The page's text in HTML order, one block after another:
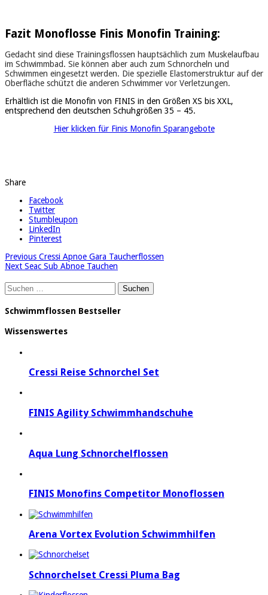
Fazit Monoflosse Finis Monofin Training:
Gedacht sind diese Trainingsflossen hauptsächlich zum Muskelaufbau
im Schwimmbad. Sie können aber auch zum Schnorcheln und
Schwimmen eingesetzt werden. Die spezielle Elastomerstruktur auf der
Oberfläche schützt die anderen Schwimmer vor Verletzungen.
Erhältlich ist die Monofin von FINIS in den Größen XS bis XXL,
entsprechend den deutschen Schuhgrößen 35 – 45.
Hier klicken für Finis Monofin Sparangebote
Share
Facebook
Twitter
Stumbleupon
LinkedIn
Pinterest
Previous Cressi Apnoe Gara Taucherflossen
Next Seac Sub Abnoe Tauchen
Suchen
nach:
Schwimmflossen Bestseller
Wissenswertes
Cressi Reise Schnorchel Set
FINIS Agility Schwimmhandschuhe
Aqua Lung Schnorchelflossen
FINIS Monofins Competitor Monoflossen
Arena Vortex Evolution Schwimmhilfen
Schnorchelset Cressi Pluma Bag